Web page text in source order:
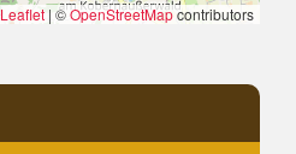
Leaflet | ©OpenStreetMapcontributors